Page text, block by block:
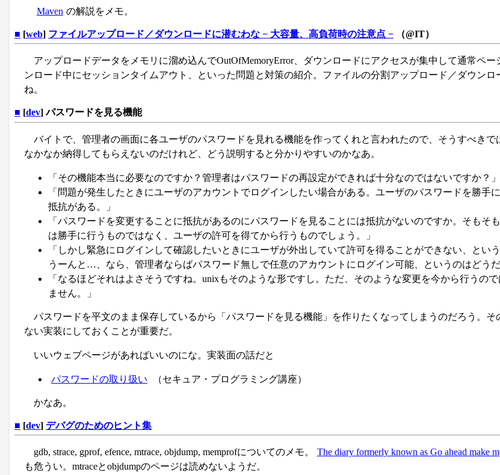
Maven の解説をメモ。
■ [web] ファイルアップロード／ダウンロードに潜むわな − 大容量、高負荷時の注意点 − （@IT）
アップロードデータをメモリに溜め込んでOutOfMemoryError、ダウンロードにアクセスが集中して通常ペー
ンロード中にセッションタイムアウト、といった問題と対策の紹介。ファイルの分割アップロード／ダウンロ
ね。
■ [dev] パスワードを見る機能
バイトで、管理者の画面に各ユーザのパスワードを見れる機能を作ってくれと言われたので、そうすべきで
なかなか納得してもらえないのだけれど、どう説明すると分かりやすいのかなあ。
「その機能本当に必要なのですか？管理者はパスワードの再設定ができれば十分なのではないですか？」
「問題が発生したときにユーザのアカウントでログインしたい場合がある。ユーザのパスワードを勝手
抵抗がある。」
「パスワードを変更することに抵抗があるのにパスワードを見ることには抵抗がないのですか。そもそ
は勝手に行うものではなく、ユーザの許可を得てから行うものでしょう。」
「しかし緊急にログインして確認したいときにユーザが外出していて許可を得ることができない、とい
うーんと…、なら、管理者ならばパスワード無しで任意のアカウントにログイン可能、というのはどうだ
「なるほどそれはよさそうですね。unixもそのような形ですし。ただ、そのような変更を今から行うの
ません。」
パスワードを平文のまま保存しているから「パスワードを見る機能」を作りたくなってしまうのだろう。そ
ない実装にしておくことが重要だ。
いいウェブページがあればいいのにな。実装面の話だと
パスワードの取り扱い （セキュア・プログラミング講座）
かなあ。
■ [dev] デバグのためのヒント集
gdb, strace, gprof, efence, mtrace, objdump, memprofについてのメモ。 The diary formerly known as Go ahead make
も危うい。mtraceとobjdumpのページは読めないようだ。